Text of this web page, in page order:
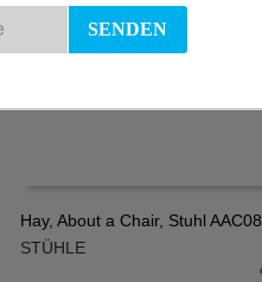
IN DEN WARENKORB
Hay, About a Chair, AAC22,
Frontpolster
IN DEN WARENKORB
Hay, About a Chair, Stuhl
STÜHLE